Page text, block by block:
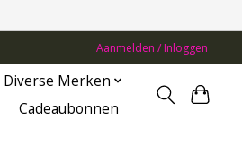
Aanmelden / Inloggen
Diverse Merken
Cadeaubonnen